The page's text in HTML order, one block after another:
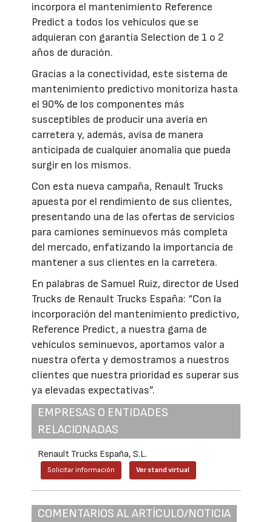
incorpora el mantenimiento Reference
Predict a todos los vehículos que se
adquieran con garantía Selection de 1 o 2
años de duración.
Gracias a la conectividad, este sistema de
mantenimiento predictivo monitoriza hasta
el 90% de los componentes más
susceptibles de producir una avería en
carretera y, además, avisa de manera
anticipada de cualquier anomalía que pueda
surgir en los mismos.
Con esta nueva campaña, Renault Trucks
apuesta por el rendimiento de sus clientes,
presentando una de las ofertas de servicios
para camiones seminuevos más completa
del mercado, enfatizando la importancia de
mantener a sus clientes en la carretera.
En palabras de Samuel Ruiz, director de Used
Trucks de Renault Trucks España: “Con la
incorporación del mantenimiento predictivo,
Reference Predict, a nuestra gama de
vehículos seminuevos, aportamos valor a
nuestra oferta y demostramos a nuestros
clientes que nuestra prioridad es superar sus
ya elevadas expectativas”.
EMPRESAS O ENTIDADES
RELACIONADAS
Renault Trucks España, S.L.
Solicitar información Ver stand virtual
COMENTARIOS AL ARTÍCULO/NOTICIA